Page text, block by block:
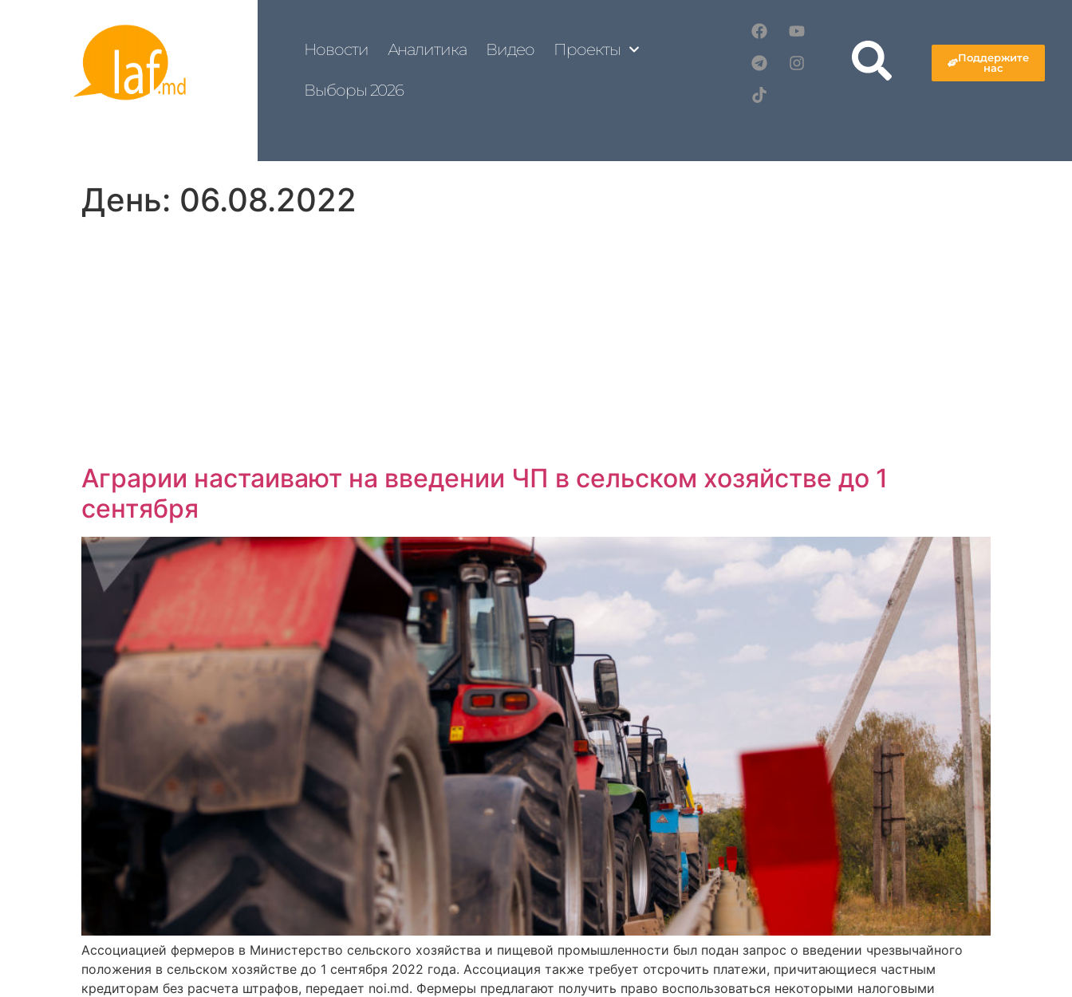
Новости Аналитика Видео Проекты
Выборы 2026
Поддержите
нас
День: 06.08.2022
Аграрии настаивают на введении ЧП в сельском хозяйстве до 1
сентября
Ассоциацией фермеров в Министерство сельского хозяйства и пищевой промышленности был подан запрос о введении чрезвычайного
положения в сельском хозяйстве до 1 сентября 2022 года. Ассоциация также требует отсрочить платежи, причитающиеся частным
кредиторам без расчета штрафов, передает noi.md. Фермеры предлагают получить право воспользоваться некоторыми налоговыми